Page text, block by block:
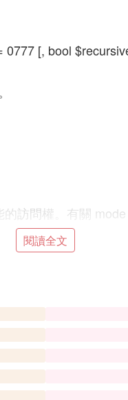
[, bool
的訪問權。有關
該數應以零打頭。
套目錄。
閱讀全文